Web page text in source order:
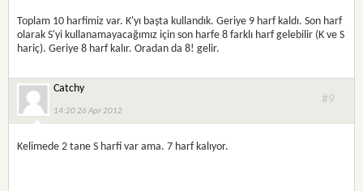
Toplam 10 harfimiz var. K'yı başta kullandık. Geriye 9 harf kaldı. Son harf
olarak S'yi kullanamayacağımız için son harfe 8 farklı harf gelebilir (K ve S
hariç). Geriye 8 harf kalır. Oradan da 8! gelir.
Catchy
14:20 26 Apr 2012
#9
Kelimede 2 tane S harfi var ama. 7 harf kalıyor.